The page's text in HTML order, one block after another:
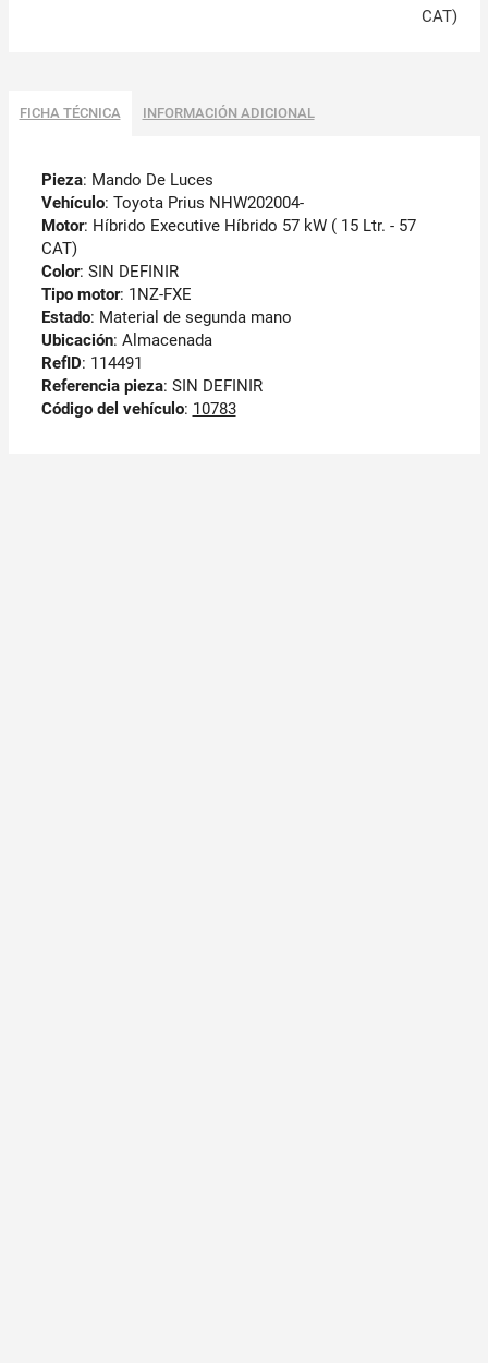
CAT)
FICHA TÉCNICA INFORMACIÓN ADICIONAL
Pieza: Mando De Luces
Vehículo: Toyota Prius NHW202004-
Motor: Híbrido Executive Híbrido 57 kW ( 15 Ltr. - 57
CAT)
Color: SIN DEFINIR
Tipo motor: 1NZ-FXE
Estado: Material de segunda mano
Ubicación: Almacenada
RefID: 114491
Referencia pieza: SIN DEFINIR
Código del vehículo: 10783